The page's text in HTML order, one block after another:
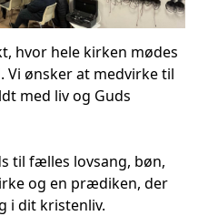
hvor hele kirken mødes
Vi ønsker at medvirke til
med liv og Guds
til fælles lovsang, bøn,
og en prædiken, der
i dit kristenliv.